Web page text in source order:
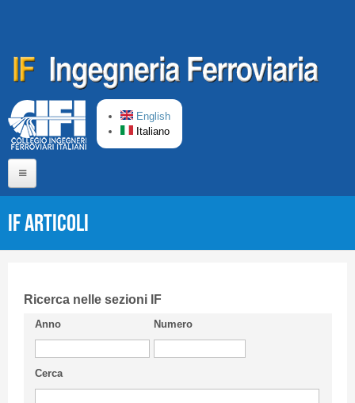
English
Italiano
CIFI in breve
Linee Guida
Privacy Policy
IF Articoli
Ricerca nelle sezioni IF
Anno Numero
Cerca